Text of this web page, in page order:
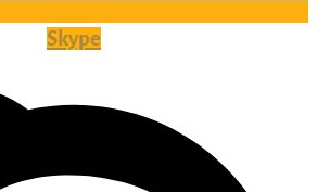
Skype